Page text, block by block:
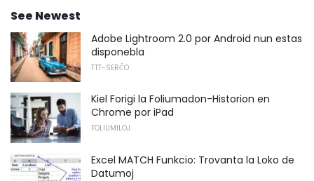
See Newest
Adobe Lightroom 2.0 por Android nun estas
disponebla
TTT-SERĈO
Kiel Forigi la Foliumadon-Historion en
Chrome por iPad
FOLIUMILOJ
Excel MATCH Funkcio: Trovanta la Loko de
Datumoj